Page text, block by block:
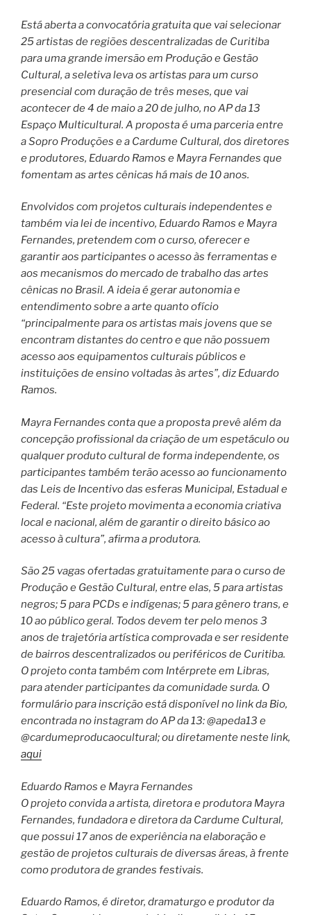
Está aberta a convocatória gratuita que vai selecionar
25 artistas de regiões descentralizadas de Curitiba
para uma grande imersão em Produção e Gestão
Cultural, a seletiva leva os artistas para um curso
presencial com duração de três meses, que vai
acontecer de 4 de maio a 20 de julho, no AP da 13
Espaço Multicultural. A proposta é uma parceria entre
a Sopro Produções e a Cardume Cultural, dos diretores
e produtores, Eduardo Ramos e Mayra Fernandes que
fomentam as artes cênicas há mais de 10 anos.
Envolvidos com projetos culturais independentes e
também via lei de incentivo, Eduardo Ramos e Mayra
Fernandes, pretendem com o curso, oferecer e
garantir aos participantes o acesso às ferramentas e
aos mecanismos do mercado de trabalho das artes
cênicas no Brasil. A ideia é gerar autonomia e
entendimento sobre a arte quanto ofício
“principalmente para os artistas mais jovens que se
encontram distantes do centro e que não possuem
acesso aos equipamentos culturais públicos e
instituições de ensino voltadas às artes”, diz Eduardo
Ramos.
Mayra Fernandes conta que a proposta prevê além da
concepção profissional da criação de um espetáculo ou
qualquer produto cultural de forma independente, os
participantes também terão acesso ao funcionamento
das Leis de Incentivo das esferas Municipal, Estadual e
Federal. “Este projeto movimenta a economia criativa
local e nacional, além de garantir o direito básico ao
acesso à cultura”, afirma a produtora.
São 25 vagas ofertadas gratuitamente para o curso de
Produção e Gestão Cultural, entre elas, 5 para artistas
negros; 5 para PCDs e indígenas; 5 para gênero trans, e
10 ao público geral. Todos devem ter pelo menos 3
anos de trajetória artística comprovada e ser residente
de bairros descentralizados ou periféricos de Curitiba.
O projeto conta também com Intérprete em Libras,
para atender participantes da comunidade surda. O
formulário para inscrição está disponível no link da Bio,
encontrada no instagram do AP da 13: @apeda13 e
@cardumeproducaocultural; ou diretamente neste link,
aqui
Eduardo Ramos e Mayra Fernandes
O projeto convida a artista, diretora e produtora Mayra
Fernandes, fundadora e diretora da Cardume Cultural,
que possui 17 anos de experiência na elaboração e
gestão de projetos culturais de diversas áreas, à frente
como produtora de grandes festivais.
Eduardo Ramos, é diretor, dramaturgo e produtor da